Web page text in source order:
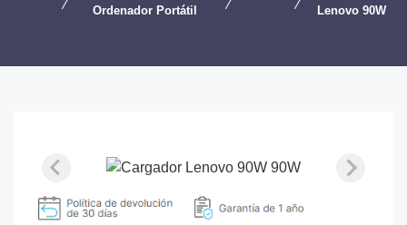
Ordenador Portátil
Lenovo 90W